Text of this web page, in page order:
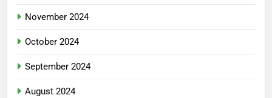
November 2024
October 2024
September 2024
August 2024